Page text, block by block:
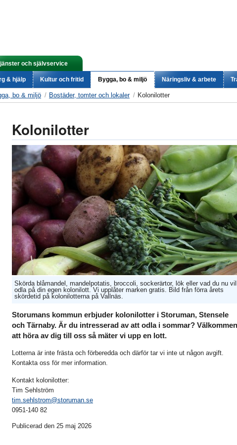
och självservice
& hjälp Kultur och fritid Bygga, bo & miljö Näringsliv & arbete
bo & miljö Bostäder, tomter och lokaler Kolonilotter
Kolonilotter
Skörda blåmandel, mandelpotatis, broccoli, sockerärtor, lök eller vad du nu
odla på din egen kolonilott. Vi upplåter marken gratis. Bild från förra årets
skördetid på kolonilotterna på Vallnäs.
Storumans kommun erbjuder kolonilotter i Storuman, Stensele
och Tärnaby. Är du intresserad av att odla i sommar? Välkommen
att höra av dig till oss så mäter vi upp en lott.
Lotterna är inte frästa och förberedda och därför tar vi inte ut någon avgift.
Kontakta oss för mer information.
Kontakt kolonilotter:
Tim Sehlström
tim.sehlstrom@storuman.se
0951-140 82
Publicerad den 25 maj 2026